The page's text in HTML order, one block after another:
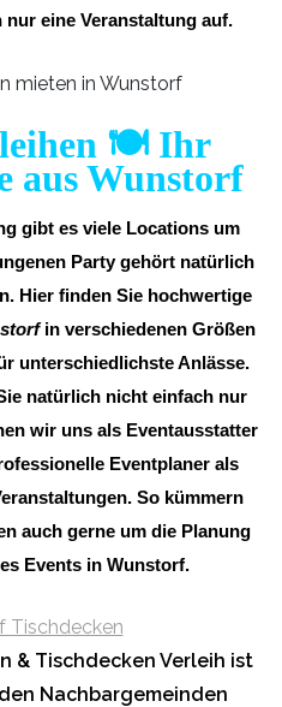
eine Veranstaltung auf.
🍽️ Ihr
aus Wunstorf
gibt es viele Locations um
Party gehört natürlich
Hier finden Sie hochwertige
in verschiedenen Größen
unterschiedlichste Anlässe.
natürlich nicht einfach nur
wir uns als Eventausstatter
Eventplaner als
So kümmern
auch gerne um die Planung
Events in Wunstorf.
& Tischdecken Verleih ist
Nachbargemeinden